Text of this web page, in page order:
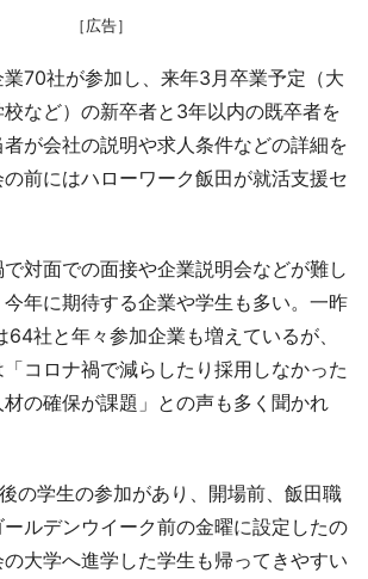
［広告］
70社が参加し、来年3月卒業予定（大
など）の新卒者と3年以内の既卒者を
が会社の説明や求人条件などの詳細を
前にはハローワーク飯田が就活支援セ
対面での面接や企業説明会などが難し
年に期待する企業や学生も多い。一昨
社と年々参加企業も増えているが、
コロナ禍で減らしたり採用しなかった
の確保が課題」との声も多く聞かれ
の学生の参加があり、開場前、飯田職
ルデンウイーク前の金曜に設定したの
大学へ進学した学生も帰ってきやすい